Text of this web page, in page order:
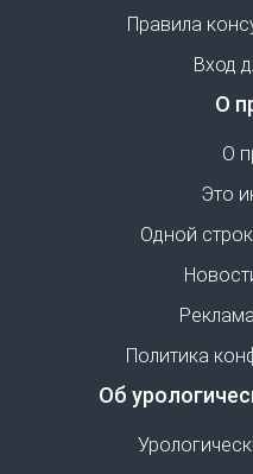
Правила
Вход
О
О
Это
Одной
Политика
Об